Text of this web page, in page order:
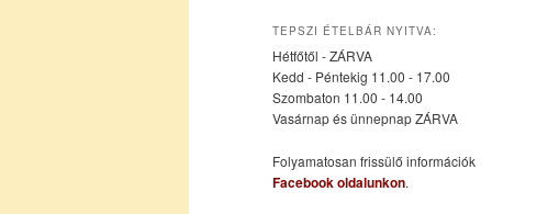
elsődleges
tartalomra
másodlagos
tartalomra
TEPSZI ÉTELBÁR NYITVA:
Hétfőtől - ZÁRVA
Kedd - Péntekig 11.00 - 17.00
Szombaton 11.00 - 14.00
Vasárnap és ünnepnap ZÁRVA
Folyamatosan frissülő információk
Facebook oldalunkon.